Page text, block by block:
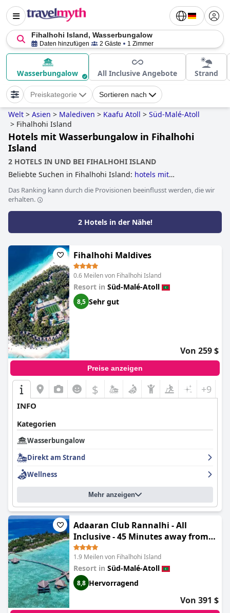
Fihalhohi Island, Wasserbungalow
Daten hinzufügen 2 Gäste 1 Zimmer
Wasserbungalow All Inclusive Angebote Strand
Preiskategorie Sortieren nach
Welt > Asien > Malediven > Kaafu Atoll > Süd-Malé-Atoll
> Fihalhohi Island
Hotels mit Wasserbungalow in Fihalhohi
Island
2 HOTELS IN UND BEI FIHALHOHI ISLAND
Beliebte Suchen in Fihalhohi Island: hotels mit
Das Ranking kann durch die Provisionen beeinflusst werden, die wir
erhalten.
2 Hotels in der Nähe!
Fihalhohi Maldives
0.6 Meilen von Fihalhohi Island
Resort in Süd-Malé-Atoll
8,5 Sehr gut
Von 259 $
Preise anzeigen
$ +9
INFO
Kategorien
Wasserbungalow
Direkt am Strand
Wellness
Mehr anzeigen
Adaaran Club Rannalhi - All
Inclusive - 45 Minutes away from
Male by Speedboat
1.9 Meilen von Fihalhohi Island
Resort in Süd-Malé-Atoll
8,8 Hervorragend
Von 391 $